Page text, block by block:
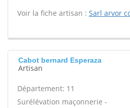
Voir la fiche artisan : Sarl arvor
Cabot bernard Esperaza
Artisan
Département: 11
Surélévation maçonnerie -